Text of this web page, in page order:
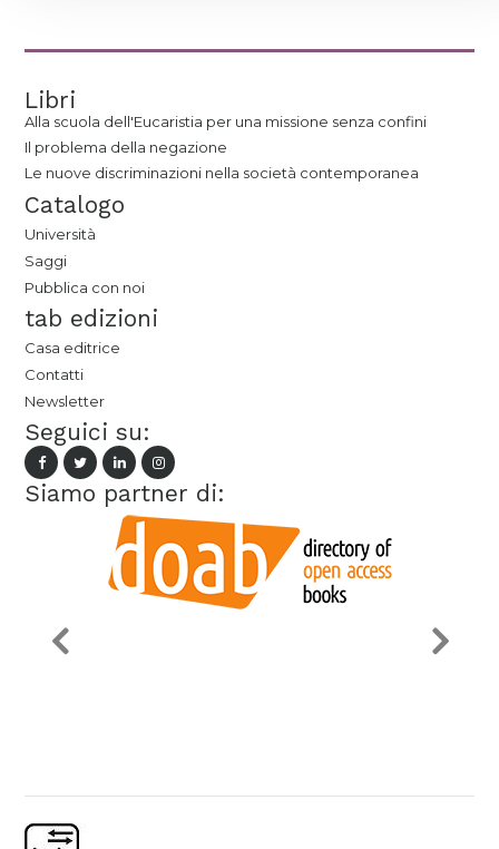
Libri
Alla scuola dell'Eucaristia per una missione senza confini
Il problema della negazione
Le nuove discriminazioni nella società contemporanea
Catalogo
Università
Saggi
Pubblica con noi
tab edizioni
Casa editrice
Contatti
Newsletter
Seguici su:
Siamo partner di: